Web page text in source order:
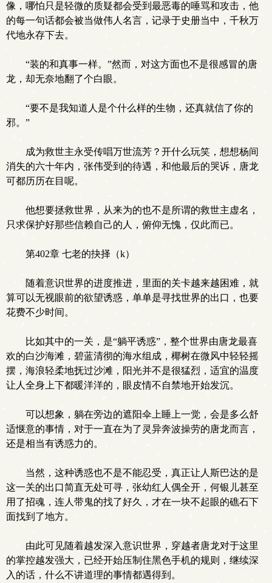
像，哪怕只是轻微的质疑都会受到最恶毒的唾骂和攻击，他
的每一句话都会被当做伟人名言，记录于史册当中，千秋万
代地永存下去。
“装的和真事一样。”然而，对这方面也不是很感冒的唐
龙，却无奈地翻了个白眼。
“要不是我知道人是个什么样的生物，还真就信了你的
邪。”
成为救世主永受传唱万世流芳？开什么玩笑，想想杨间
消失的六十年内，张伟受到的待遇，和他最后的哭诉，唐龙
可都历历在目呢。
他想要拯救世界，从来为的也不是所谓的救世主虚名，
只求保护好那些信赖自己的人，俯仰无愧，仅此而已。
第402章 七老的抉择（k）
随着意识世界的进度推进，里面的关卡越来越困难，就
算可以无视眼前的欲望诱惑，单单是寻找世界的出口，也要
花费不少时间。
比如其中的一关，是“躺平诱惑”，整个世界由唐龙最喜
欢的白沙海滩，碧蓝清彻的海水组成，椰树在微风中轻轻摇
摆，海浪轻柔地抚过沙滩，阳光并不是很猛烈，适宜的温度
让人全身上下都暖洋洋的，眼皮情不自禁地开始发沉。
可以想象，躺在旁边的遮阳伞上睡上一觉，会是多么舒
适惬意的事情，对于一直在为了灵异奔波操劳的唐龙而言，
还是相当有诱惑力的。
当然，这种诱惑也不是不能忍受，真正让人斯巴达的是
这一关的出口简直无处可寻，张幼红人偶全开，何银儿甚至
用了招魂，连人带鬼的找了好久，才在一块不起眼的礁石下
面找到了地方。
由此可见随着越发深入意识世界，穿越者唐龙对于这里
的掌控越发强大，已经开始压制住黑色手机的规则，继续深
入的话，什么不讲道理的事情都遇得到。